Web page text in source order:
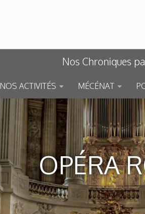
Nos Chroniques
NOS ACTIVITÉS MÉCÉNAT
OPÉRA